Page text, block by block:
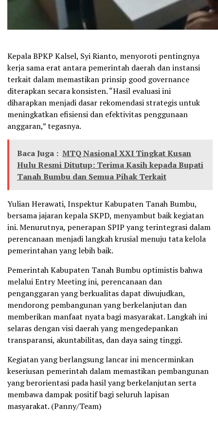
Kepala BPKP Kalsel, Syi Rianto, menyoroti pentingnya
kerja sama erat antara pemerintah daerah dan instansi
terkait dalam memastikan prinsip good governance
diterapkan secara konsisten. “Hasil evaluasi ini
diharapkan menjadi dasar rekomendasi strategis untuk
meningkatkan efisiensi dan efektivitas penggunaan
anggaran,” tegasnya.
Baca Juga : MTQ Nasional XXI Tingkat Kusan
Hulu Resmi Ditutup: Terima Kasih kepada Bupati
Tanah Bumbu dan Semua Pihak Terkait
Yulian Herawati, Inspektur Kabupaten Tanah Bumbu,
bersama jajaran kepala SKPD, menyambut baik kegiatan
ini. Menurutnya, penerapan SPIP yang terintegrasi dalam
perencanaan menjadi langkah krusial menuju tata kelola
pemerintahan yang lebih baik.
Pemerintah Kabupaten Tanah Bumbu optimistis bahwa
melalui Entry Meeting ini, perencanaan dan
penganggaran yang berkualitas dapat diwujudkan,
mendorong pembangunan yang berkelanjutan dan
memberikan manfaat nyata bagi masyarakat. Langkah ini
selaras dengan visi daerah yang mengedepankan
transparansi, akuntabilitas, dan daya saing tinggi.
Kegiatan yang berlangsung lancar ini mencerminkan
keseriusan pemerintah dalam memastikan pembangunan
yang berorientasi pada hasil yang berkelanjutan serta
membawa dampak positif bagi seluruh lapisan
masyarakat. (Panny/Team)